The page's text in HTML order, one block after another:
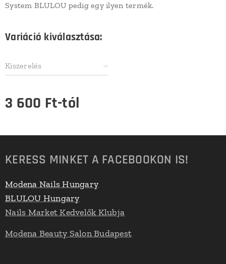
System BLULOU pedig egy ilyen termék.
Variáció kiválasztása:
Kiszerelés
3 600 Ft-tól
KERESS MINKET A FACEBOOKON IS!
Modena Nails Hungary
BLULOU Hungary
Nails Market Kedvelők Klubja
Modena Beauty Salon Budapest